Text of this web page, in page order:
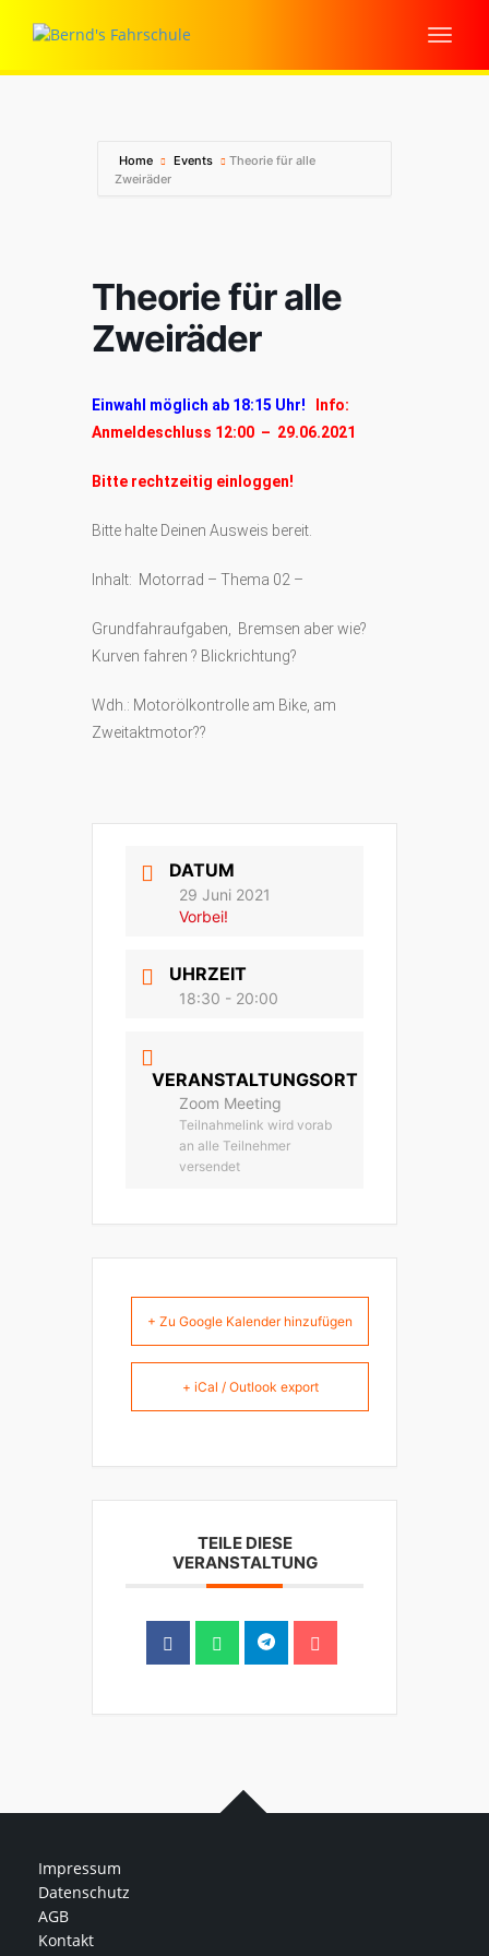
Home Events
Theorie für alle
Zweiräder
Theorie für alle
Zweiräder
Einwahl möglich ab 18:15 Uhr!
Info:
Anmeldeschluss 12:00 – 29.06.2021
Bitte rechtzeitig einloggen!
Bitte halte Deinen Ausweis bereit.
Inhalt: Motorrad – Thema 02 –
Grundfahraufgaben, Bremsen aber wie?
Kurven fahren ? Blickrichtung?
Wdh.: Motorölkontrolle am Bike, am
Zweitaktmotor??
DATUM
29 Juni 2021
Vorbei!
UHRZEIT
18:30 - 20:00
VERANSTALTUNGSORT
Zoom Meeting
Teilnahmelink wird vorab
an alle Teilnehmer
versendet
+ Zu Google Kalender hinzufügen
+ iCal / Outlook export
TEILE DIESE
VERANSTALTUNG
Impressum
Datenschutz
AGB
Kontakt